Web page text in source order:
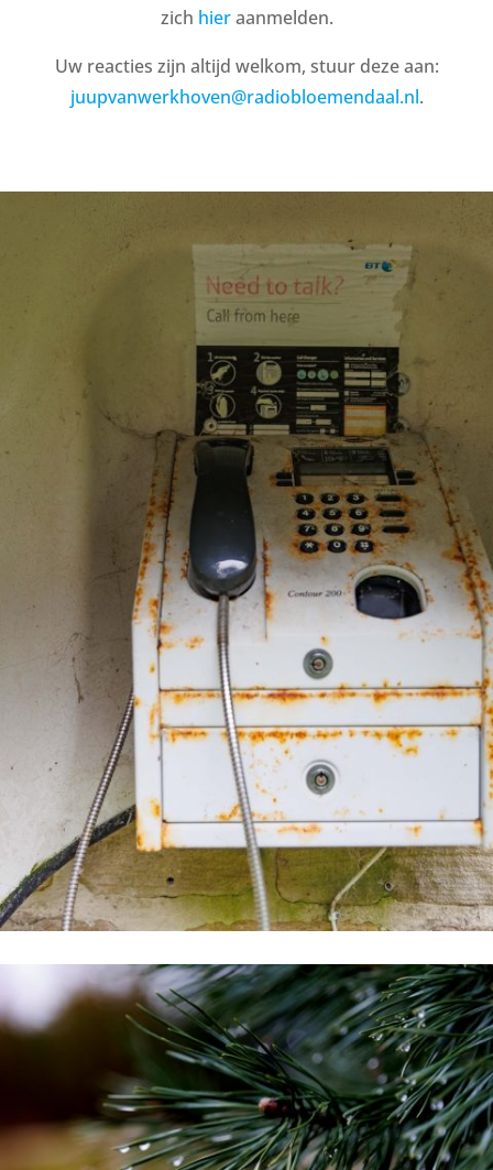
zich hieraanmelden.
Uw reacties zijn altijd welkom, stuur deze aan:
juupvanwerkhoven@radiobloemendaal.nl.